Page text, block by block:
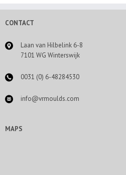
CONTACT
Laan van Hilbelink 6-8
7101 WG Winterswijk
0031 (0) 6-48284530
info@vrmoulds.com
MAPS